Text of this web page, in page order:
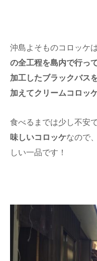
沖島よそものコロッケ
の全工程を島内で行っ
加工したブラックバス
加えてクリームコロッ
食べるまでは少し不安で
味しいコロッケなので
しい一品です！